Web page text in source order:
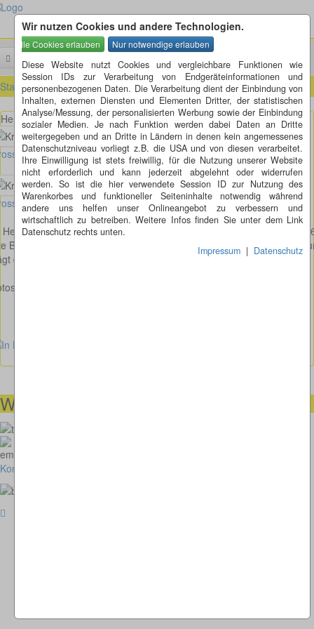
Wir nutzen Cookies und andere Technologien.
Diese Website nutzt Cookies und vergleichbare Funktionen wie
Session IDs zur Verarbeitung von Endgeräteinformationen und
personenbezogenen Daten. Die Verarbeitung dient der Einbindung von
Inhalten, externen Diensten und Elementen Dritter, der statistischen
Analyse/Messung, der personalisierten Werbung sowie der Einbindung
sozialer Medien. Je nach Funktion werden dabei Daten an Dritte
weitergegeben und an Dritte in Ländern in denen kein angemessenes
Datenschutzniveau vorliegt z.B. die USA und von diesen verarbeitet.
Ihre Einwilligung ist stets freiwillig, für die Nutzung unserer Website
nicht erforderlich und kann jederzeit abgelehnt oder widerrufen
werden. So ist die hier verwendete Session ID zur Nutzung des
Warenkorbes und funktioneller Seiteninhalte notwendig während
andere uns helfen unser Onlineangebot zu verbessern und
wirtschaftlich zu betreiben. Weitere Infos finden Sie unter dem Link
Datenschutz rechts unten.
Impressum | Datenschutz
Startseite » Städte von A - Z mit Kreiselkunst » H » Herrenberg (BW)
Herrenberg Richtung Horb K 1076 - alte B 14
Bild anzeigen
Bild anzeigen
steht dieser Tolle Kreisverkehr in Richtung Horb (K
B 14). Das Kunstwerk aus dem Jahr 2001, ist von
Lutz Ackermann
den Namen Wegzeichen.
©Eberhard Hauff
Wir helfen Ihnen gerne weiter
Kontakt